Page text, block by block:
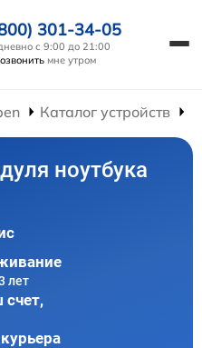
301-34-05
с 9:00 до 21:00
мне утром
Каталог устройств
ноутбука
лет
счет,